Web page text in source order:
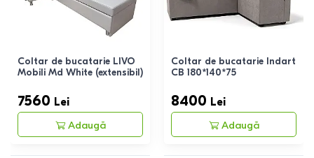
Coltar de bucatarie LIVO
Mobili Md White (extensibil)
7560 Lei
Adaugă
Coltar de bucatarie Indart
CB 180*140*75
8400 Lei
Adaugă